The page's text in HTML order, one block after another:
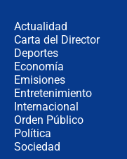
Actualidad
Carta del Director
Deportes
Economía
Emisiones
Entretenimiento
Internacional
Orden Público
Política
Sociedad